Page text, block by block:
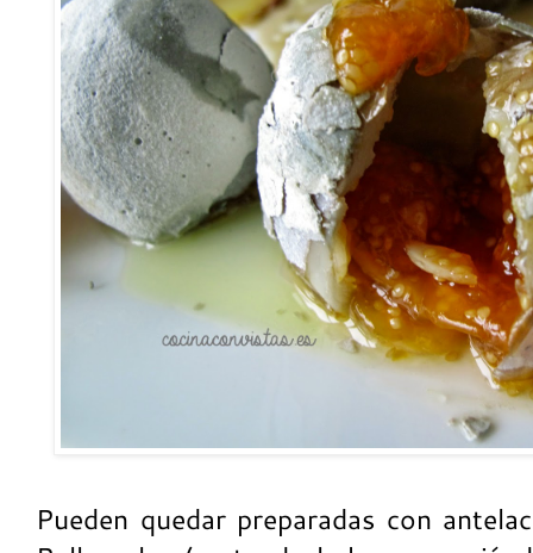
Pueden quedar preparadas con